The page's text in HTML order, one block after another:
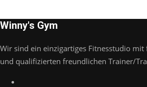
Winny's Gym
Wir sind ein einzigartiges Fitnesstudio
und qualifizierten freundlichen Trainer/